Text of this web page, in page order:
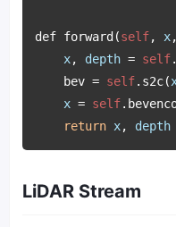
def forward(self, x
x, depth = self
    bev =
self.s2c(
x = self
return x, depth
LiDAR Stream